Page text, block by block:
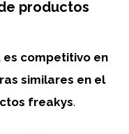
productos
es competitivo en
similares en el
freakys.